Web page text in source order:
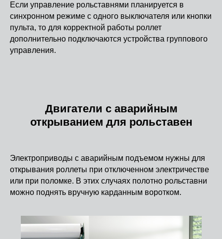
Если управление рольставнями планируется в
синхронном режиме с одного выключателя или кнопки
пульта, то для корректной работы роллет
дополнительно подключаются устройства группового
управления.
Двигатели с аварийным
открыванием для рольставен
Электроприводы с аварийным подъемом нужны для
открывания роллеты при отключенном электричестве
или при поломке. В этих случаях полотно рольставни
можно поднять вручную карданным воротком.